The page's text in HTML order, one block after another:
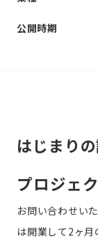
公開時期
はじまり
プロジェ
お問い合わせい
は開業して2ヶ月